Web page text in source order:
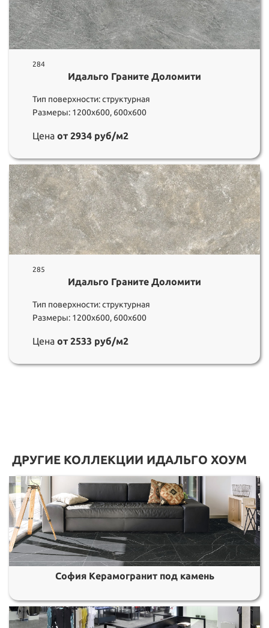
284
Идальго Граните Доломити
Тип поверхности: структурная
Размеры: 1200х600, 600х600
Цена от 2934 руб/м2
285
Идальго Граните Доломити
Тип поверхности: структурная
Размеры: 1200х600, 600х600
Цена от 2533 руб/м2
ДРУГИЕ КОЛЛЕКЦИИ ИДАЛЬГО ХОУМ
София Керамогранит под камень